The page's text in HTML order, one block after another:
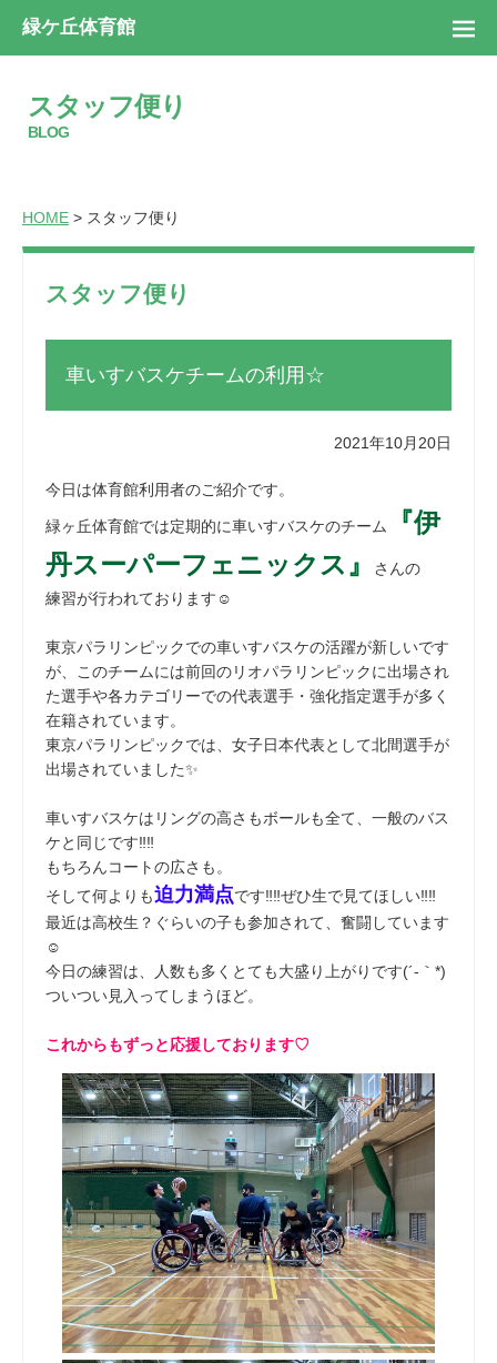
緑ケ丘体育館
スタッフ便り
BLOG
HOME > スタッフ便り
スタッフ便り
車いすバスケチームの利用☆
2021年10月20日
今日は体育館利用者のご紹介です。
緑ヶ丘体育館では定期的に車いすバスケのチーム
『伊
丹スーパーフェニックス』
さんの
練習が行われております☺
東京パラリンピックでの車いすバスケの活躍が新しいです
が、このチームには前回のリオパラリンピックに出場され
た選手や各カテゴリーでの代表選手・強化指定選手が多く
在籍されています。
東京パラリンピックでは、女子日本代表として北間選手が
出場されていました✨
車いすバスケはリングの高さもボールも全て、一般のバス
ケと同じです‼‼
もちろんコートの広さも。
そして何よりも迫力満点です‼‼ぜひ生で見てほしい‼‼
最近は高校生？ぐらいの子も参加されて、奮闘しています
☺
今日の練習は、人数も多くとても大盛り上がりです(´-｀*)
ついつい見入ってしまうほど。
これからもずっと応援しております♡